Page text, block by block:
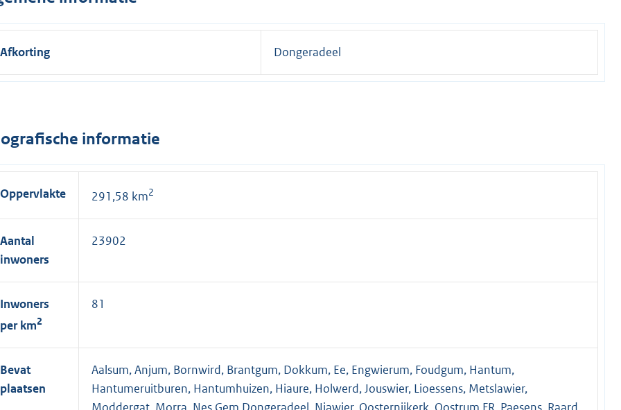
Afkorting Dongeradeel
informatie
Oppervlakte 291,58 km2
Aantal
inwoners
23902
Inwoners
per km2
81
Bevat
plaatsen
Aalsum, Anjum, Bornwird, Brantgum, Dokkum, Ee, Engwierum, Foudgum, Hantum,
Hantumeruitburen, Hantumhuizen, Hiaure, Holwerd, Jouswier, Lioessens, Metslawier,
Moddergat, Morra, Nes Gem Dongeradeel, Niawier, Oosternijkerk, Oostrum FR, Paesens, Raard,